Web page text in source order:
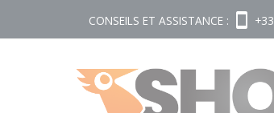
CONSEILS ET ASSISTANCE : smartphone